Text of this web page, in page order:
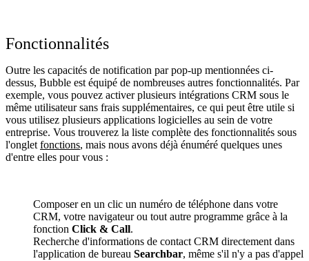
Fonctionnalités
Outre les capacités de notification par pop-up mentionnées ci-
dessus, Bubble est équipé de nombreuses autres fonctionnalités. Par
exemple, vous pouvez activer plusieurs intégrations CRM sous le
même utilisateur sans frais supplémentaires, ce qui peut être utile si
vous utilisez plusieurs applications logicielles au sein de votre
entreprise. Vous trouverez la liste complète des fonctionnalités sous
l'onglet fonctions, mais nous avons déjà énuméré quelques unes
d'entre elles pour vous :
Composer en un clic un numéro de téléphone dans votre
CRM, votre navigateur ou tout autre programme grâce à la
fonction Click & Call.
Recherche d'informations de contact CRM directement dans
l'application de bureau Searchbar, même s'il n'y a pas d'appel